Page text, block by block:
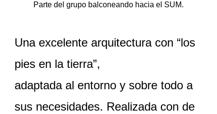
Parte del grupo balconeando hacia el SUM.
Una excelente arquitectura con “los
pies en la tierra”,
adaptada al entorno y sobre todo a
sus necesidades. Realizada con de